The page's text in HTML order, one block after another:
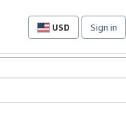
USD
Site
preferences
Sign in